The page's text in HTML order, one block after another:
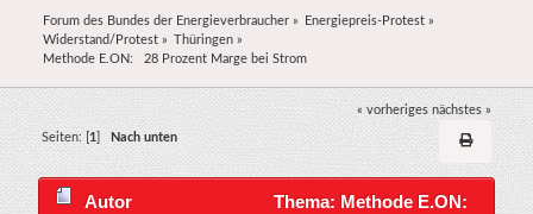
Forum des Bundes der Energieverbraucher» Energiepreis-Protest »
Widerstand/Protest» Thüringen »
Methode E.ON:   28 Prozent Marge bei Strom
« vorheriges nächstes »
Seiten: [ 1 Nach unten
Autor Thema: Methode E.ON: